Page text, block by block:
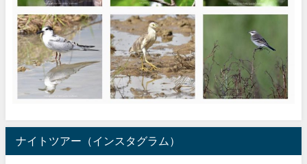
ナイトツアー（インスタグラム）